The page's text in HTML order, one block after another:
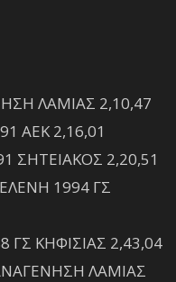
ΛΑΜΙΑΣ 2,10,47
ΑΕΚ 2,16,01
ΣΗΤΕΙΑΚΟΣ 2,20,51
1994 ΓΣ
ΓΣ ΚΗΦΙΣΙΑΣ 2,43,04
ΛΑΜΙΑΣ